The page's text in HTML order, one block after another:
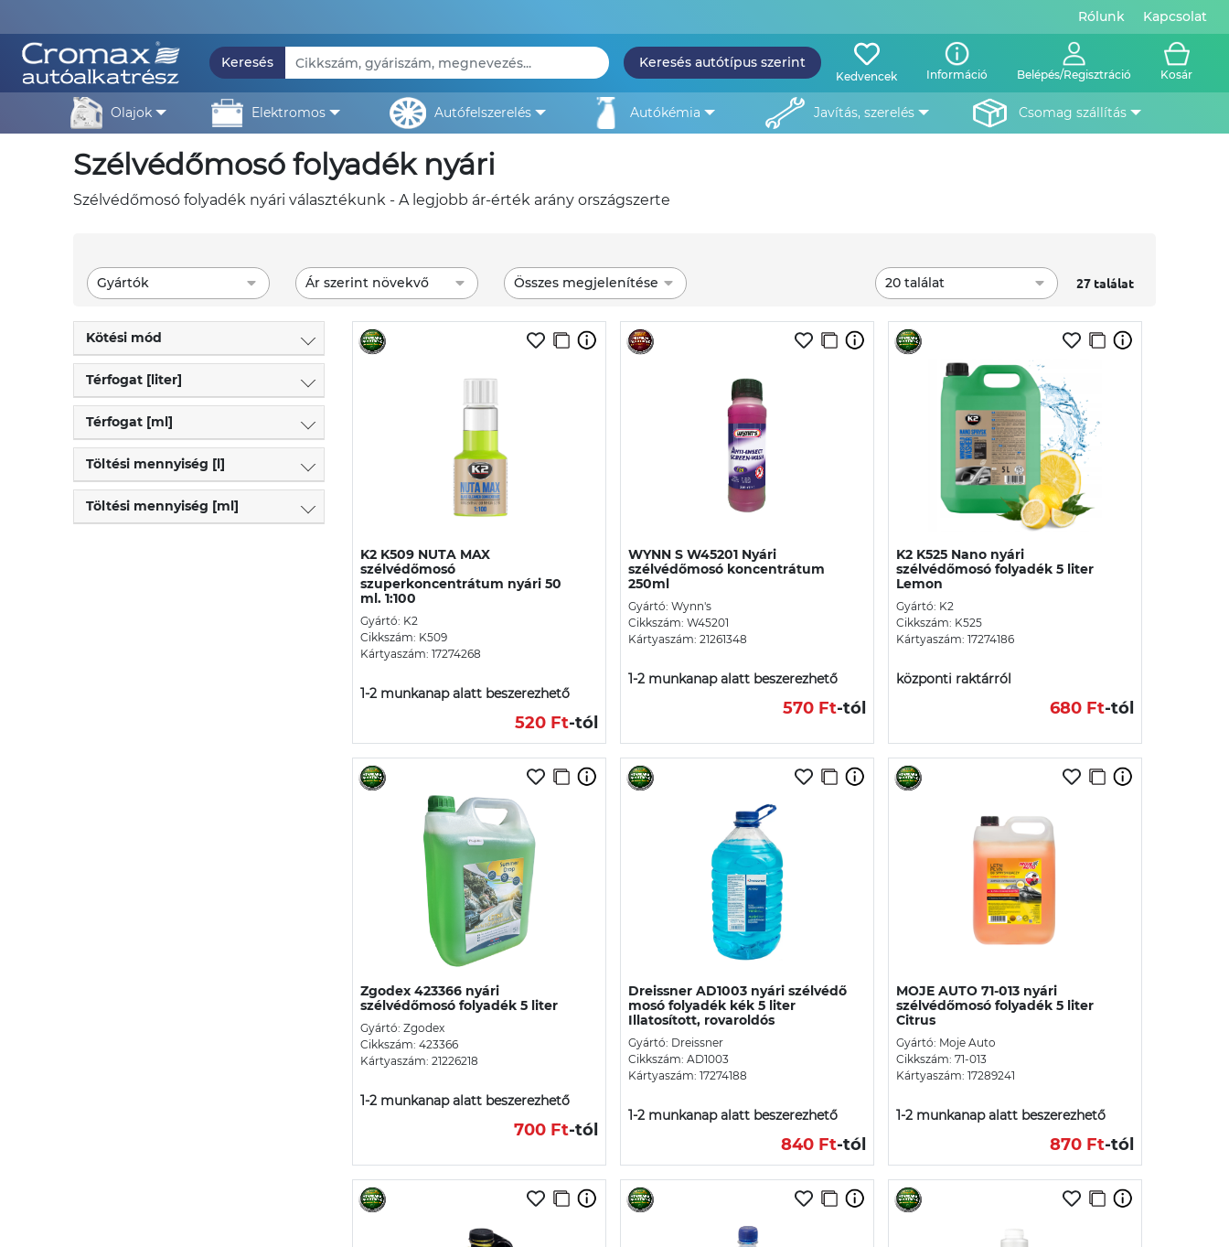
Rólunk Kapcsolat
Keresés Keresés autótípus szerint
Kedvencek Információ Belépés/Regisztráció Kosár
olajok elektromos autófelszerelés autókémia javítás, szerelés csomag szállítás
szélvédőmosó folyadék nyári
szélvédőmosó folyadék nyári választékunk - A legjobb ár-érték arány országszerte
Gyártók Ár szerint növekvő Összes megjelenítése 20 találat 27 találat
Kötési mód
Térfogat [liter]
Térfogat [ml]
Töltési mennyiség [l]
Töltési mennyiség [ml]
K2 K509 NUTA MAX
szélvédőmosó
szuperkoncentrátum nyári 50
ml. 1:100
Gyártó: K2
Cikkszám: K509
Kártyaszám: 17274268
1-2 munkanap alatt beszerezhető
520 Ft-tól
WYNN S W45201 Nyári
szélvédőmosó koncentrátum
250ml
Gyártó: Wynn's
Cikkszám: W45201
Kártyaszám: 21261348
1-2 munkanap alatt beszerezhető
570 Ft-tól
K2 K525 Nano nyári
szélvédőmosó folyadék 5 liter
Lemon
Gyártó: K2
Cikkszám: K525
Kártyaszám: 17274186
központi raktárról
680 Ft-tól
Zgodex 423366 nyári
szélvédőmosó folyadék 5 liter
Gyártó: Zgodex
Cikkszám: 423366
Kártyaszám: 21226218
1-2 munkanap alatt beszerezhető
700 Ft-tól
Dreissner AD1003 nyári szélvédő
mosó folyadék kék 5 liter
Illatosított, rovaroldós
Gyártó: Dreissner
Cikkszám: AD1003
Kártyaszám: 17274188
1-2 munkanap alatt beszerezhető
840 Ft-tól
MOJE AUTO 71-013 nyári
szélvédőmosó folyadék 5 liter
Citrus
Gyártó: Moje Auto
Cikkszám: 71-013
Kártyaszám: 17289241
1-2 munkanap alatt beszerezhető
870 Ft-tól